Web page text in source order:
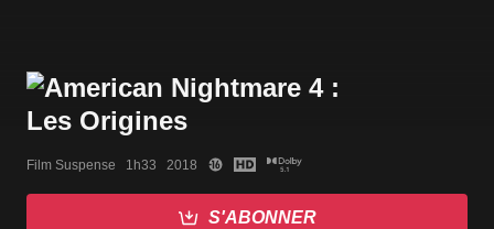
Film Suspense   1h33   2018
S'ABONNER